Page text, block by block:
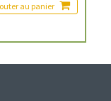
au panier